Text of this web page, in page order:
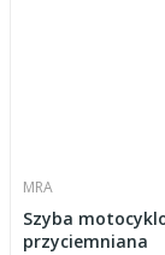
MRA
Szyba
przyciemniana